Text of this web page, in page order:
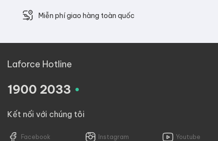
Miễn phí giao hàng toàn quốc
Laforce Hotline
1900 2033 .
Kết nối với chúng tôi
Facebook Instagram Youtube